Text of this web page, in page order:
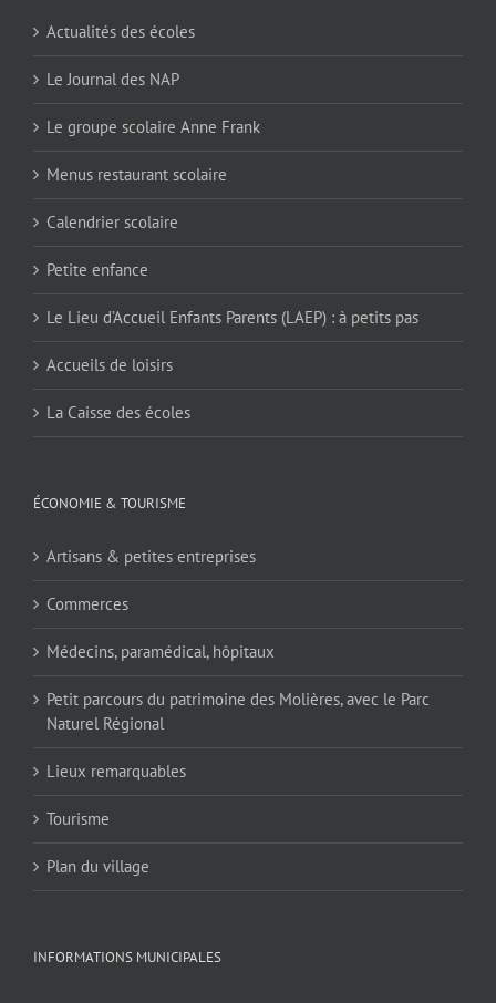
Actualités des écoles
Le Journal des NAP
Le groupe scolaire Anne Frank
Menus restaurant scolaire
Calendrier scolaire
Petite enfance
Le Lieu d’Accueil Enfants Parents (LAEP) : à petits pas
Accueils de loisirs
La Caisse des écoles
ÉCONOMIE & TOURISME
Artisans & petites entreprises
Commerces
Médecins, paramédical, hôpitaux
Petit parcours du patrimoine des Molières, avec le Parc
Naturel Régional
Lieux remarquables
Tourisme
Plan du village
INFORMATIONS MUNICIPALES